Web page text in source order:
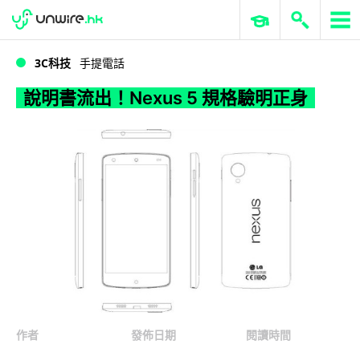
說明書流出！Nexus 5 規格驗明正身
WWDC 2026 ERP 與商業 AI
3C科技 手提電話
說明書流出！Nexus 5 規格驗明正身
作者
發佈日期
閱讀時間